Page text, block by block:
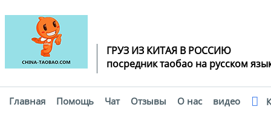
ГРУЗ ИЗ КИТАЯ В РОССИЮ
посредник таобао на русском
Главная Помощь Чат Отзывы О нас видео
Помощь